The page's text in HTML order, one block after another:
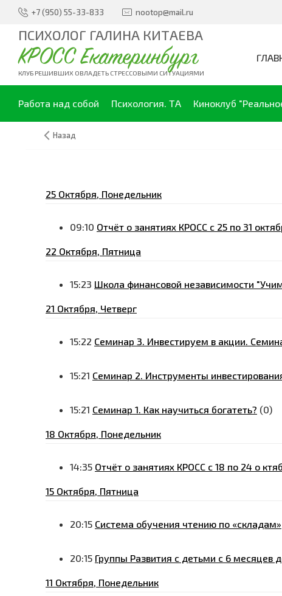
+7 (950) 55-33-833 nootop@mail.ru
ПСИХОЛОГ ГАЛИНА КИТАЕВА
КРОСС Екатеринбург
КЛУБ РЕШИВШИХ ОВЛАДЕТЬ СТРЕССОВЫМИ СИТУАЦИЯМИ
Работа над собой Психология. ТА Киноклуб
Назад
25 Октября, Понедельник
09:10 Отчёт о занятиях КРОСС с 25 по 31
22 Октября, Пятница
15:23 Школа финансовой независимости
21 Октября, Четверг
15:22 Семинар 3. Инвестируем в акции.
15:21 Семинар 2. Инструменты
15:21 Семинар 1. Как научиться богатеть? (0)
18 Октября, Понедельник
14:35 Отчёт о занятиях КРОСС с 18 по 24 о
15 Октября, Пятница
20:15 Система обучения чтению по «складам»
20:15 Группы Развития с детьми с 6 месяцев
11 Октября, Понедельник